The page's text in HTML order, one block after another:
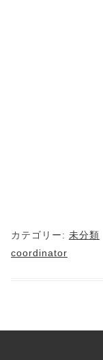
カテゴリー: 未分類
coordinator